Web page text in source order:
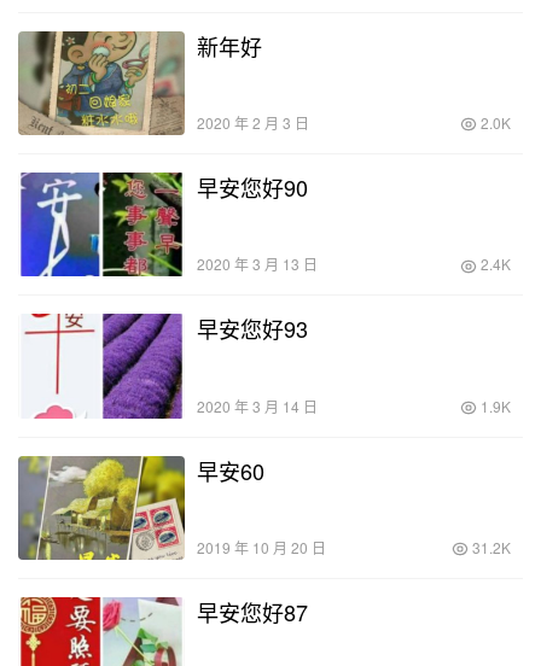
新年好
2020 年 2 月 3 日 2.0K
早安您好90
2020 年 3 月 13 日 2.4K
早安您好93
2020 年 3 月 14 日 1.9K
早安60
2019 年 10 月 20 日 31.2K
早安您好87